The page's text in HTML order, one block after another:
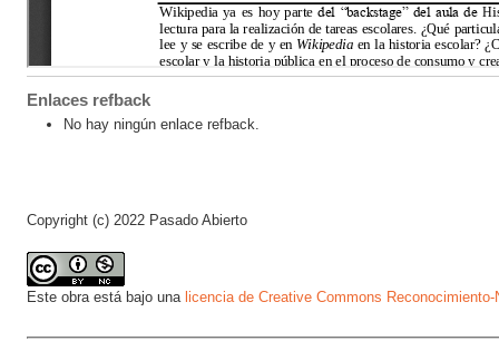
Enlaces refback
No hay ningún enlace refback.
Copyright (c) 2022 Pasado Abierto
Este obra está bajo una licencia de Creative Commons